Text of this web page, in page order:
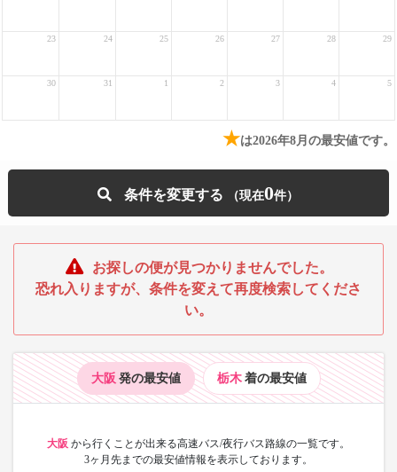
23 24 25 26 27 28 29
30 31 1 2 3 4 5
★は2026年8月の最安値です。
条件を変更する 0
お探しの便が見つかりませんでした。
恐れ入りますが、条件を変えて再度検索してくださ
い。
大阪 発の最安値 栃木 着の最安値
大阪 から行くことが出来る高速バス/夜行バス路線の一覧です。
3ヶ月先までの最安値情報を表示しております。